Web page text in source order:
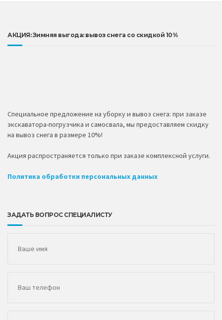
АКЦИЯ: Зимняя выгода: вывоз снега со скидкой 10%
Специальное предложение на уборку и вывоз снега: при заказе
экскаватора-погрузчика и самосвала, мы предоставляем скидку
на вывоз снега в размере 10%!
Акция распространяется только при заказе комплексной услуги.
Политика обработки персональных данных
ЗАДАТЬ ВОПРОС СПЕЦИАЛИСТУ